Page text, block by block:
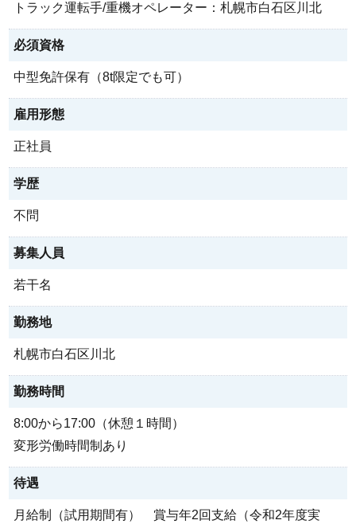
トラック運転手/重機オペレーター：札幌市白石区川北
必須資格
中型免許保有（8t限定でも可）
雇用形態
正社員
学歴
不問
募集人員
若干名
勤務地
札幌市白石区川北
勤務時間
8:00から17:00（休憩１時間）
変形労働時間制あり
待遇
月給制（試用期間有） 賞与年2回支給（令和2年度実